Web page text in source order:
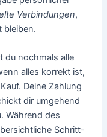
Verbindungen,
bleiben.
du nochmals alle
alles korrekt ist,
Deine Zahlung
dir umgehend
Während des
Schritt-